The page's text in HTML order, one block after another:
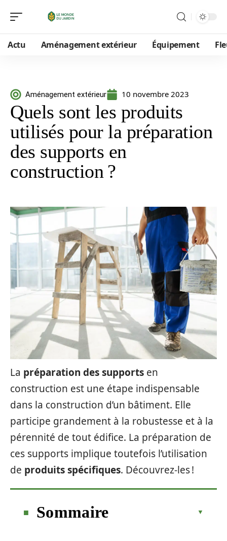
Actu Aménagement extérieur Équipement
Aménagement extérieur 10 novembre 2023
Quels sont les produits
utilisés pour la préparation
des supports en
construction ?
La préparation des supports en
construction est une étape indispensable
dans la construction d’un bâtiment. Elle
participe grandement à la robustesse et à la
pérennité de tout édifice. La préparation de
ces supports implique toutefois l’utilisation
de produits spécifiques. Découvrez-les !
Sommaire